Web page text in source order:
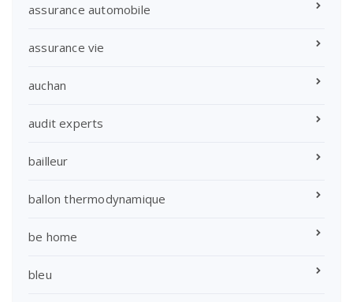
assurance automobile
assurance vie
auchan
audit experts
bailleur
ballon thermodynamique
be home
bleu